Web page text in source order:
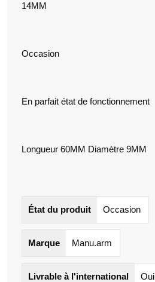
14MM
Occasion
En parfait état de fonctionnement
Longueur 60MM Diamètre 9MM
État du produit Occasion
Marque Manu.arm
Livrable à l'international Oui